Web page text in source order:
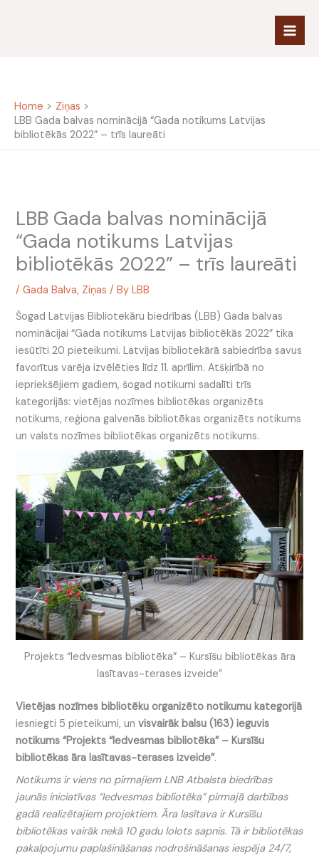
Home
Ziņas
LBB Gada balvas nominācijā “Gada notikums Latvijas
bibliotēkās 2022” – trīs laureāti
LBB Gada balvas nominācijā
“Gada notikums Latvijas
bibliotēkās 2022” – trīs laureāti
/Gada Balva, Ziņas / ByLBB
Šogad Latvijas Bibliotekāru biedrības (LBB) Gada balvas
nominācijai “Gada notikums Latvijas bibliotēkās 2022” tika
iesūtīti 20 pieteikumi. Latvijas bibliotekārā sabiedrība savus
favorītus varēja izvēlēties līdz 11. aprīlim. Atšķirībā no
iepriekšējiem gadiem, šogad notikumi sadalīti trīs
kategorijās: vietējas nozīmes bibliotēkas organizēts
notikums, reģiona galvenās bibliotēkas organizēts notikums
un valsts nozīmes bibliotēkas organizēts notikums.
Projekts “Iedvesmas bibliotēka” – Kursīšu bibliotēkas āra
lasītavas-terases izveide”
Vietējas nozīmes bibliotēku organizēto notikumu kategorijā
iesniegti 5 pieteikumi, unvisvairāk balsu (163) ieguvis
notikums “Projekts “Iedvesmas bibliotēka” – Kursīšu
bibliotēkas āra lasītavas-terases izveide”.
Notikums ir viens no pirmajiem LNB Atbalsta biedrības
jaunās iniciatīvas “Iedvesmas bibliotēka” pirmajā darbības
gadā realizētajiem projektiem. Āra lasītava ir Kursīšu
bibliotēkas vairāk nekā 10 gadu lolots sapnis. Tā ir bibliotēkas
pakalpojumu paplašināšanas nodrošināšanas iespēja 24/7,